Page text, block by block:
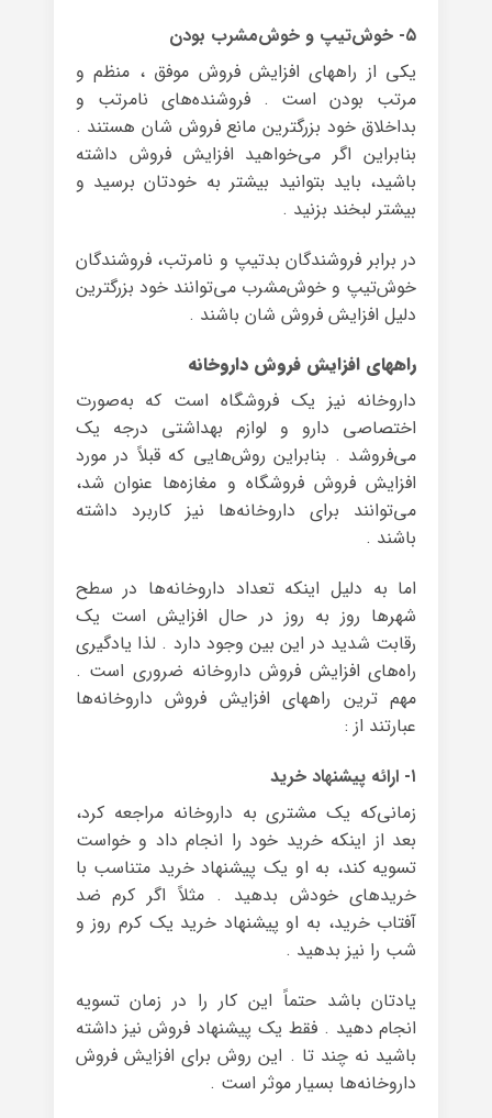
۵- خوش‌تیپ و خوش‌مشرب بودن
یکی از راههای افزایش فروش موفق ، منظم و
مرتب بودن است . فروشنده‌های نامرتب و
بداخلاق خود بزرگترین مانع فروش شان هستند .
بنابراین اگر می‌خواهید افزایش فروش داشته
باشید، باید بتوانید بیشتر به خودتان برسید و
بیشتر لبخند بزنید .
در برابر فروشندگان بدتیپ و نامرتب، فروشندگان
خوش‌تیپ و خوش‌مشرب می‌توانند خود بزرگترین
دلیل افزایش فروش شان باشند .
راههای افزایش فروش داروخانه
داروخانه نیز یک فروشگاه است که به‌صورت
اختصاصی دارو و لوازم بهداشتی درجه یک
می‌فروشد . بنابراین روش‌هایی که قبلاً در مورد
افزایش فروش فروشگاه و مغازه‌ها عنوان شد،
می‌توانند برای داروخانه‌ها نیز کاربرد داشته
باشند .
اما به دلیل اینکه تعداد داروخانه‌ها در سطح
شهرها روز به روز در حال افزایش است یک
رقابت شدید در این بین وجود دارد . لذا یادگیری
راه‌های افزایش فروش داروخانه ضروری است .
مهم ترین راههای افزایش فروش داروخانه‌ها
عبارتند از :
۱- ارائه پیشنهاد خرید
زمانی‌که یک مشتری به داروخانه مراجعه کرد،
بعد از اینکه خرید خود را انجام داد و خواست
تسویه کند، به او یک پیشنهاد خرید متناسب با
خریدهای خودش بدهید . مثلاً اگر کرم ضد
آفتاب خرید، به او پیشنهاد خرید یک کرم روز و
شب را نیز بدهید .
یادتان باشد حتماً این کار را در زمان تسویه
انجام دهید . فقط یک پیشنهاد فروش نیز داشته
باشید نه چند تا . این روش برای افزایش فروش‌
داروخانه‌ها بسیار موثر است .